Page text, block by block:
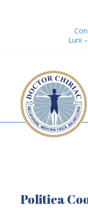
Luni
Politica